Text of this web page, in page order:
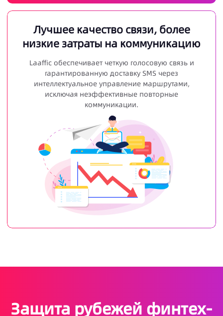
Лучшее качество связи, более
низкие затраты на коммуникацию
Laaffic обеспечивает четкую голосовую связь и
гарантированную доставку SMS через
интеллектуальное управление маршрутами,
исключая неэффективные повторные
коммуникации.
Защита рубежей финтех-